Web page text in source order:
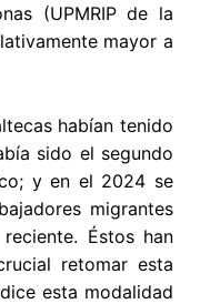
(UPMRIP de la
mayor a
habían tenido
sido el segundo
y en el 2024 se
migrantes
Éstos han
retomar esta
esta modalidad